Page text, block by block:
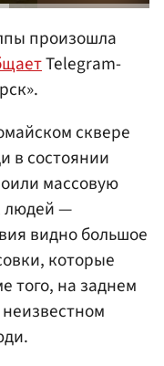
произошла
Telegram-
сквере
в состоянии
массовую
людей —
видно большое
которые
того, на заднем